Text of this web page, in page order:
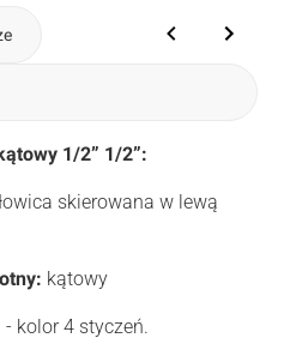
1/2” 1/2”:
skierowana w lewą
kątowy
kolor 4 styczeń.